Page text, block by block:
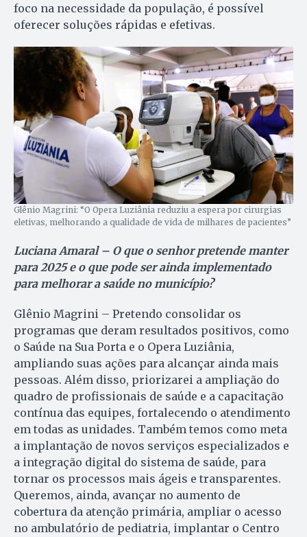
foco na necessidade da população, é possível
oferecer soluções rápidas e efetivas.
Glênio Magrini: “O Opera Luziânia reduziu a espera por cirurgias
eletivas, melhorando a qualidade de vida de milhares de pacientes”
Luciana Amaral – O que o senhor pretende manter
para 2025 e o que pode ser ainda implementado
para melhorar a saúde no município?
Glênio Magrini – Pretendo consolidar os
programas que deram resultados positivos, como
o Saúde na Sua Porta e o Opera Luziânia,
ampliando suas ações para alcançar ainda mais
pessoas. Além disso, priorizarei a ampliação do
quadro de profissionais de saúde e a capacitação
contínua das equipes, fortalecendo o atendimento
em todas as unidades. Também temos como meta
a implantação de novos serviços especializados e
a integração digital do sistema de saúde, para
tornar os processos mais ágeis e transparentes.
Queremos, ainda, avançar no aumento de
cobertura da atenção primária, ampliar o acesso
no ambulatório de pediatria, implantar o Centro